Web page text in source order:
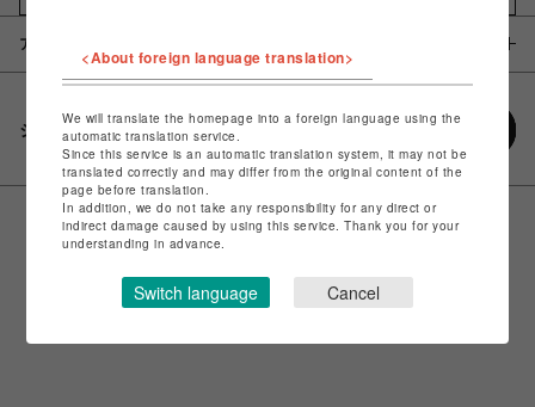
アイテム説明 / 素材
シェアする
<About foreign language translation>
We will translate the homepage into a foreign language using the
automatic translation service.
Since this service is an automatic translation system, it may not be
translated correctly and may differ from the original content of the
page before translation.
In addition, we do not take any responsibility for any direct or
indirect damage caused by using this service. Thank you for your
understanding in advance.
Switch language Cancel